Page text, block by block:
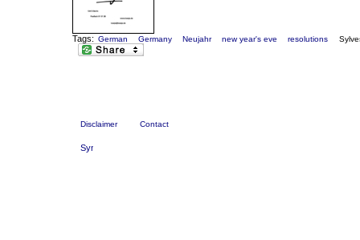
Tags: German Germany Neujahr new year's eve resolutions
Disclaimer Contact